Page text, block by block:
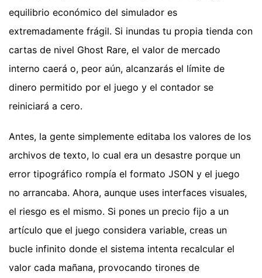
equilibrio económico del simulador es
extremadamente frágil. Si inundas tu propia tienda con
cartas de nivel Ghost Rare, el valor de mercado
interno caerá o, peor aún, alcanzarás el límite de
dinero permitido por el juego y el contador se
reiniciará a cero.
Antes, la gente simplemente editaba los valores de los
archivos de texto, lo cual era un desastre porque un
error tipográfico rompía el formato JSON y el juego
no arrancaba. Ahora, aunque uses interfaces visuales,
el riesgo es el mismo. Si pones un precio fijo a un
artículo que el juego considera variable, creas un
bucle infinito donde el sistema intenta recalcular el
valor cada mañana, provocando tirones de